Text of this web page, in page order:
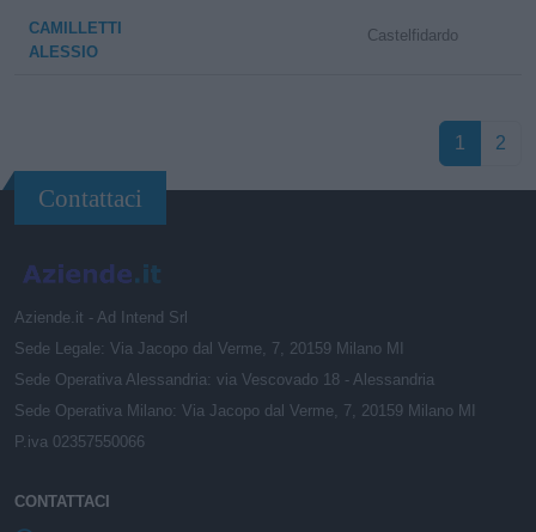
CAMILLETTI
ALESSIO
Castelfidardo
1 2
Contattaci
Aziende.it - Ad Intend Srl
Sede Legale: Via Jacopo dal Verme, 7, 20159 Milano MI
Sede Operativa Alessandria: via Vescovado 18 - Alessandria
Sede Operativa Milano: Via Jacopo dal Verme, 7, 20159 Milano MI
P.iva 02357550066
CONTATTACI